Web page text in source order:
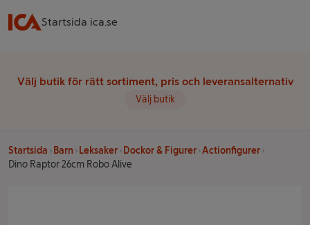
Startsida ica.se
Välj butik för rätt sortiment, pris och leveransalternativ
Välj butik
Startsida Barn Leksaker Dockor & Figurer Actionfigurer
Dino Raptor 26cm Robo Alive